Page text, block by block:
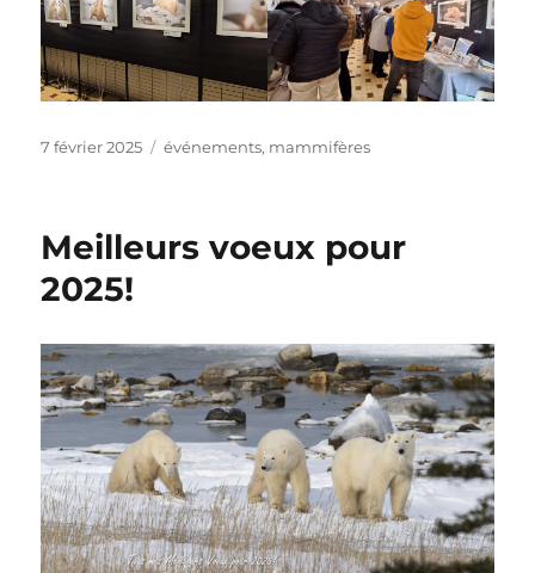
Publié
7 février 2025 Catégories
événements, mammifères
Meilleurs voeux pour
2025!